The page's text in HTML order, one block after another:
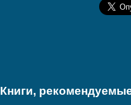
Книги,